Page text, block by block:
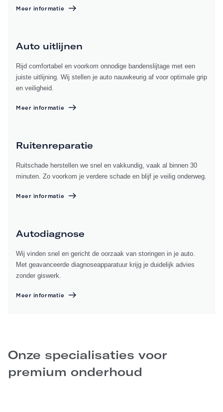
Meer informatie
Auto uitlijnen
Rijd comfortabel en voorkom onnodige bandenslijtage met een
juiste uitlijning. Wij stellen je auto nauwkeurig af voor optimale grip
en veiligheid.
Meer informatie
Ruitenreparatie
Ruitschade herstellen we snel en vakkundig, vaak al binnen 30
minuten. Zo voorkom je verdere schade en blijf je veilig onderweg.
Meer informatie
Autodiagnose
Wij vinden snel en gericht de oorzaak van storingen in je auto.
Met geavanceerde diagnoseapparatuur krijg je duidelijk advies
zonder giswerk.
Meer informatie
Onze specialisaties voor
premium onderhoud